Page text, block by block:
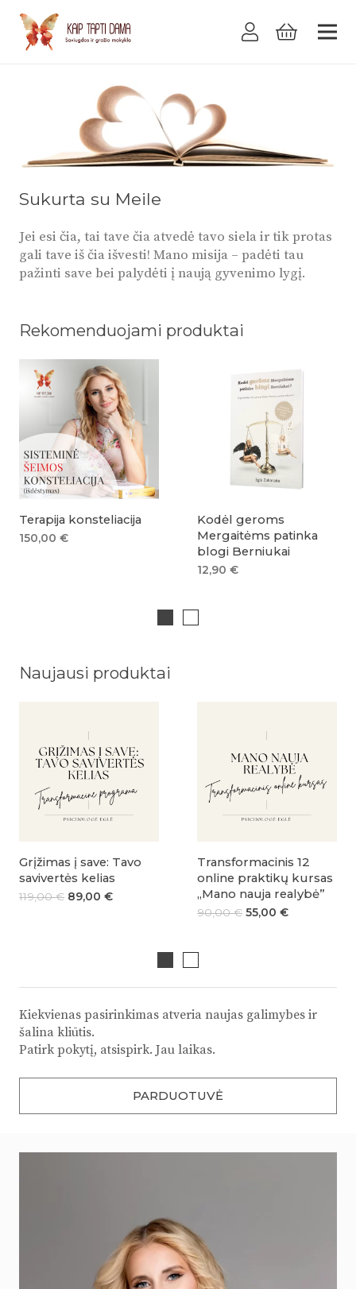
Sukurta su Meile
Jei esi čia, tai tave čia atvedė tavo siela ir tik protas
gali tave iš čia išvesti! Mano misija – padėti tau
pažinti save bei palydėti į naują gyvenimo lygį.
Rekomenduojami produktai
Terapija konsteliacija
150,00 €
Kodėl geroms
Mergaitėms patinka
blogi Berniukai
12,90 €
Naujausi produktai
Grįžimas į save: Tavo
savivertės kelias
119,00€ 89,00 €
Transformacinis 12
online praktikų kursas
„Mano nauja realybė”
90,00€ 55,00 €
Kiekvienas pasirinkimas atveria naujas galimybes ir
šalina kliūtis.
Patirk pokytį, atsispirk. Jau laikas.
PARDUOTUVĖ